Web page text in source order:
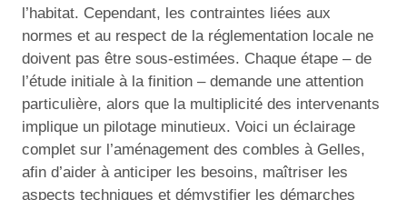
l’habitat. Cependant, les contraintes liées aux
normes et au respect de la réglementation locale ne
doivent pas être sous-estimées. Chaque étape – de
l’étude initiale à la finition – demande une attention
particulière, alors que la multiplicité des intervenants
implique un pilotage minutieux. Voici un éclairage
complet sur l’aménagement des combles à Gelles,
afin d’aider à anticiper les besoins, maîtriser les
aspects techniques et démystifier les démarches